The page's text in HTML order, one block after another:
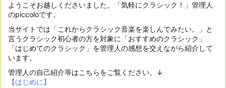
ようこそお越しくださいました。「気軽にクラシック！」管理人
のpiccoloです。
当サイトでは「これからクラシック音楽を楽しんでみたい。」と
言うクラシック初心者の方を対象に「おすすめのクラシック」
「はじめてのクラシック」を管理人の感想を交えながら紹介して
います。
管理人の自己紹介等はこちらをご覧ください。↓
【はじめに】